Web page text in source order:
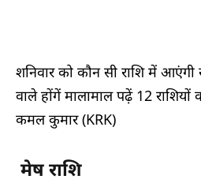
शनिवार को कौन सी राशि में
वाले होंगें मालामाल पढ़ें 12 राशियों
कमल कुमार (KRK)
मेष राशि